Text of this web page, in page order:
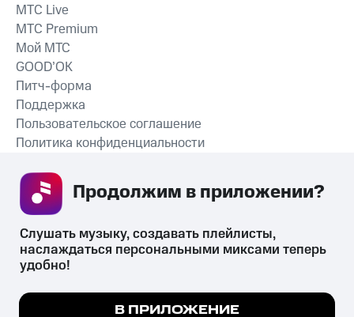
СКАЧАТЬ ПРИЛОЖЕНИЕ
MTС Live
MTС Premium
Мой МТС
GOOD’OK
Питч-форма
Поддержка
Пользовательское соглашение
Политика конфиденциальности
психотропных веществ, их аналогов причиняет вред здоровью,
их незаконный оборот запрещён и влечёт установленную
Мы используем куки, чтобы на сайте все
Слушать музыку, создавать плейлисты,
наслаждаться персональными миксами теперь
удобно!
В ПРИЛОЖЕНИЕ